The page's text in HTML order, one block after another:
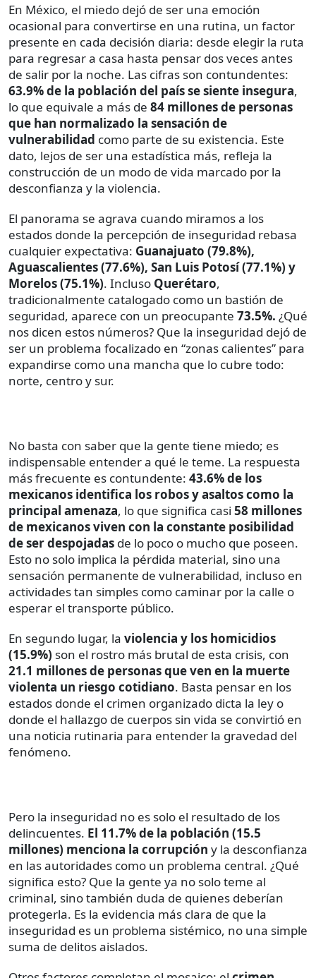
En México, el miedo dejó de ser una emoción
ocasional para convertirse en una rutina, un factor
presente en cada decisión diaria: desde elegir la ruta
para regresar a casa hasta pensar dos veces antes
de salir por la noche. Las cifras son contundentes:
63.9% de la población del país se siente insegura,
lo que equivale a más de 84 millones de personas
que han normalizado la sensación de
vulnerabilidad como parte de su existencia. Este
dato, lejos de ser una estadística más, refleja la
construcción de un modo de vida marcado por la
desconfianza y la violencia.
El panorama se agrava cuando miramos a los
estados donde la percepción de inseguridad rebasa
cualquier expectativa: Guanajuato (79.8%),
Aguascalientes (77.6%), San Luis Potosí (77.1%) y
Morelos (75.1%). Incluso Querétaro,
tradicionalmente catalogado como un bastión de
seguridad, aparece con un preocupante 73.5%. ¿Qué
nos dicen estos números? Que la inseguridad dejó de
ser un problema focalizado en “zonas calientes” para
expandirse como una mancha que lo cubre todo:
norte, centro y sur.
No basta con saber que la gente tiene miedo; es
indispensable entender a qué le teme. La respuesta
más frecuente es contundente: 43.6% de los
mexicanos identifica los robos y asaltos como la
principal amenaza, lo que significa casi 58 millones
de mexicanos viven con la constante posibilidad
de ser despojadas de lo poco o mucho que poseen.
Esto no solo implica la pérdida material, sino una
sensación permanente de vulnerabilidad, incluso en
actividades tan simples como caminar por la calle o
esperar el transporte público.
En segundo lugar, la violencia y los homicidios
(15.9%) son el rostro más brutal de esta crisis, con
21.1 millones de personas que ven en la muerte
violenta un riesgo cotidiano. Basta pensar en los
estados donde el crimen organizado dicta la ley o
donde el hallazgo de cuerpos sin vida se convirtió en
una noticia rutinaria para entender la gravedad del
fenómeno.
Pero la inseguridad no es solo el resultado de los
delincuentes. El 11.7% de la población (15.5
millones) menciona la corrupción y la desconfianza
en las autoridades como un problema central. ¿Qué
significa esto? Que la gente ya no solo teme al
criminal, sino también duda de quienes deberían
protegerla. Es la evidencia más clara de que la
inseguridad es un problema sistémico, no una simple
suma de delitos aislados.